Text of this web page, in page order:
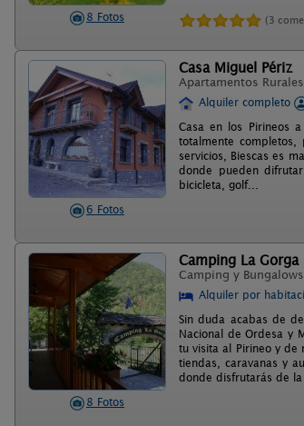
8 Fotos (3
6 Fotos
Casa Miguel Périz
Apartamentos
Alquiler completo
Casa en los Pirineos
totalmente
servicios, Biescas es
donde pueden
bicicleta, golf...
8 Fotos
Camping La Gorga
Camping y
Alquiler por
Sin duda acabas de
Nacional de Ordesa y
tu visita al Pirineo y de
tiendas, caravanas y
donde disfrutarás de